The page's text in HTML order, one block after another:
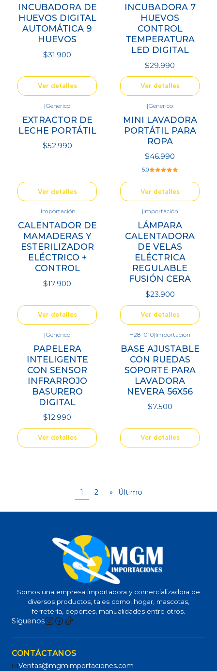
INCUBADORA DE
HUEVOS DIGITAL
AUTOMÁTICA 9
HUEVOS
$31.900
Ver detalles
INCUBADORA 7
HUEVOS
CONTROL
TEMPERATURA
LED DIGITAL
$29.990
Ver detalles
|Generico
EXTRACTOR DE
LECHE PORTÁTIL
$52.990
Ver detalles
|Generico
MINI LAVADORA
PORTÁTIL PARA
ROPA
$46.990
5.0
Ver detalles
|Importación
CALENTADOR DE
MAMADERAS Y
ESTERILIZADOR
ELÉCTRICO +
CONTROL
$17.900
Ver detalles
Agotado
|Importación
LÁMPARA
CALENTADORA
DE VELAS
ELÉCTRICA
REGULABLE
FUSIÓN CERA
$23.900
Ver detalles
|Generico
PAPELERA
INTELIGENTE
CON SENSOR
INFRARROJO
BASURERO
DIGITAL
$12.990
Ver detalles
H28-010|Importación
BASE AJUSTABLE
CON RUEDAS
SOPORTE PARA
LAVADORA
NEVERA 56X56
$7.500
Ver detalles
1 2 » Último
Somos una empresa importadora y comercializadora de
diversos productos, tales como, hogar, mascotas,
ferretería, deportes, manualidades entre otros.
Síguenos
CONTÁCTANOS
Ventas@mgmimportaciones.com